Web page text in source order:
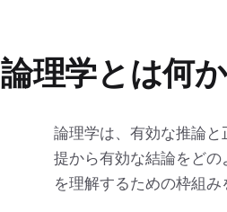
論理学とは何
論理学は、有効な推論
提から有効な結論をど
を理解するための枠組み